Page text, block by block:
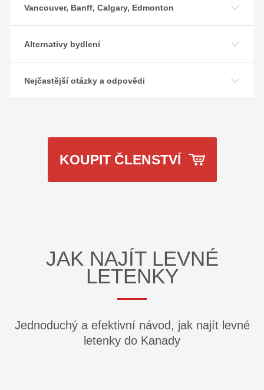
Vancouver, Banff, Calgary, Edmonton
Alternativy bydlení
Nejčastější otázky a odpovědi
KOUPIT ČLENSTVÍ
JAK NAJÍT LEVNÉ
LETENKY
Jednoduchý a efektivní návod, jak najít levné
letenky do Kanady